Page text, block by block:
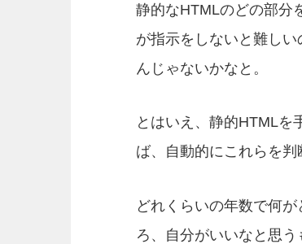
静的なHTMLのどの部分
が指示をしないと難し
んじゃないかなと。
とはいえ、静的HTMLを
ば、自動的にこれらを判
どれくらいの年数で何
ろ、自分がいいなと思う